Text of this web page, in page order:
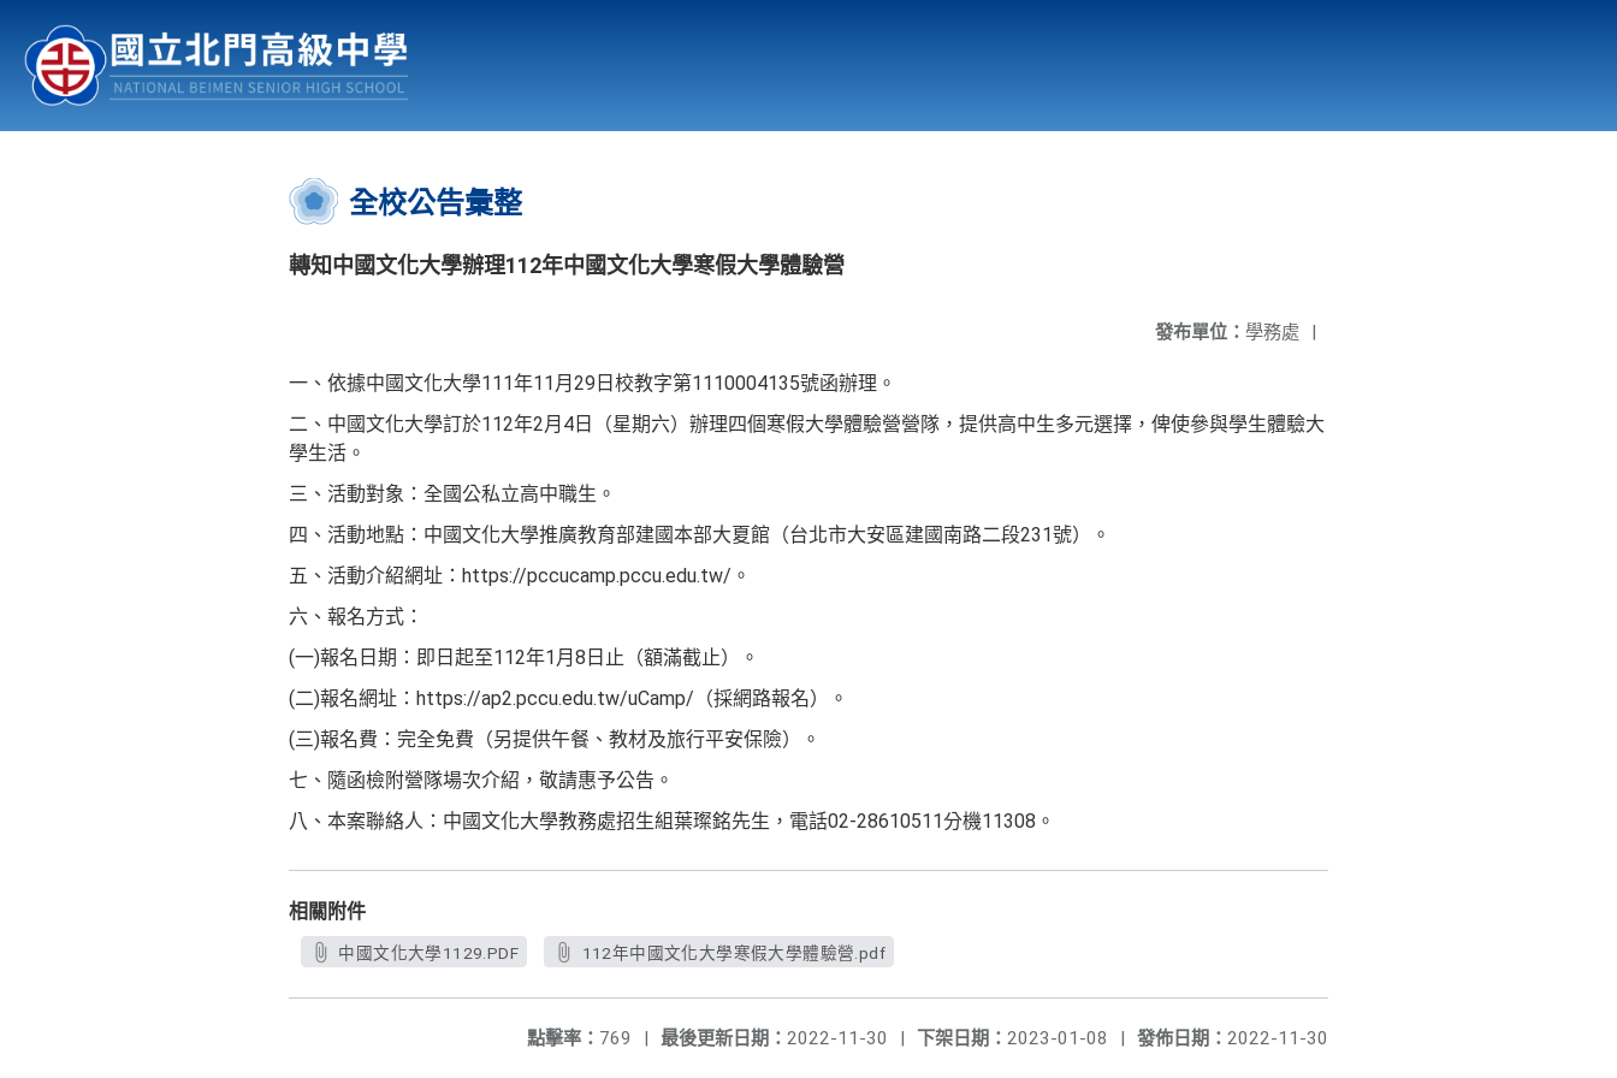
認識北中 行事曆
:::
全校公告彙整
轉知中國文化大學辦理112年中國文化大學寒假大學體驗營
發布單位： 學務處 |
一、依據中國文化大學111年11月29日校教字第1110004135號函辦理。
二、中國文化大學訂於112年2月4日（星期六）辦理四個寒假大學體驗營營隊，提供高中生多元選擇，俾使參與學生體驗大
學生活。
三、活動對象：全國公私立高中職生。
四、活動地點：中國文化大學推廣教育部建國本部大夏館（台北市大安區建國南路二段231號）。
五、活動介紹網址：https://pccucamp.pccu.edu.tw/。
六、報名方式：
(一)報名日期：即日起至112年1月8日止（額滿截止）。
(二)報名網址：https://ap2.pccu.edu.tw/uCamp/（採網路報名）。
(三)報名費：完全免費（另提供午餐、教材及旅行平安保險）。
七、隨函檢附營隊場次介紹，敬請惠予公告。
八、本案聯絡人：中國文化大學教務處招生組葉璨銘先生，電話02-28610511分機11308。
相關附件
中國文化大學1129.PDF 112年中國文化大學寒假大學體驗營.pdf
發佈日期： 2022-11-30
下架日期： 2023-01-08 |
最後更新日期： 2022-11-30 |
點擊率： 769 |